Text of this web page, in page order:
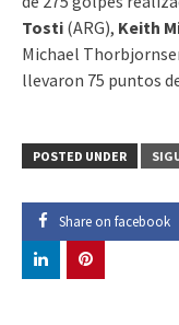
Tosti (ARG), Keith
Michael
llevaron 75 puntos
POSTED UNDER
Share on facebook